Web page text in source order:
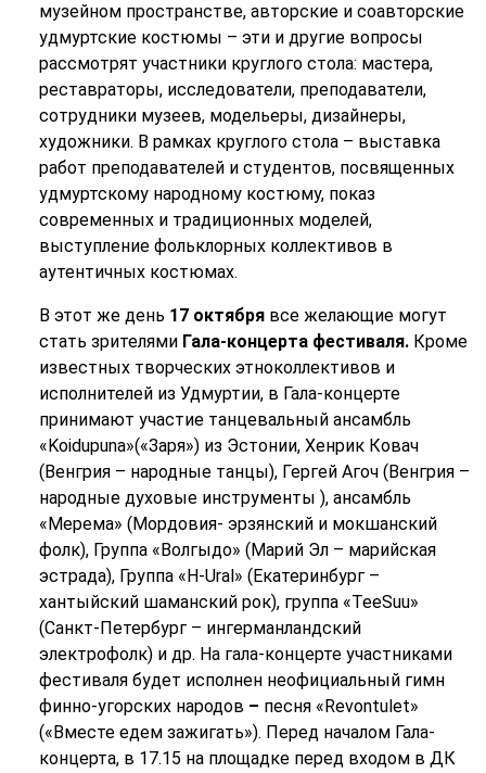
музейном пространстве, авторские и соавторские
удмуртские костюмы – эти и другие вопросы
рассмотрят участники круглого стола: мастера,
реставраторы, исследователи, преподаватели,
сотрудники музеев, модельеры, дизайнеры,
художники. В рамках круглого стола – выставка
работ преподавателей и студентов, посвященных
удмуртскому народному костюму, показ
современных и традиционных моделей,
выступление фольклорных коллективов в
аутентичных костюмах.
В этот же день 17 октябрявсе желающие могут
стать зрителями Гала-концерта фестиваля.Кроме
известных творческих этноколлективов и
исполнителей из Удмуртии, в Гала-концерте
принимают участие танцевальный ансамбль
«Koidupuna»(«Заря») из Эстонии, Хенрик Ковач
(Венгрия – народные танцы), Гергей Агоч (Венгрия –
народные духовые инструменты ), ансамбль
«Мерема» (Мордовия- эрзянский и мокшанский
фолк), Группа «Волгыдо» (Марий Эл – марийская
эстрада), Группа «H-Ural» (Екатеринбург –
хантыйский шаманский рок), группа «TeeSuu»
(Санкт-Петербург – ингерманландский
электрофолк) и др. На гала-концерте участниками
фестиваля будет исполнен неофициальный гимн
финно-угорских народов – песня «Revontulet»
(«Вместе едем зажигать»). Перед началом Гала-
концерта, в 17.15 на площадке перед входом в ДК